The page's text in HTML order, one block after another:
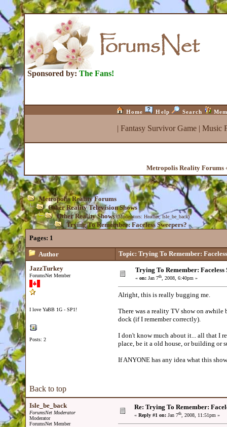
Sponsored by: The Fans!
Home Help Search
| Fantasy Survivor Game| Music
Metropolis Reality Forums
Metropolis Reality Forums
Other Reality Television Shows
Other Reality Shows (Moderators: Heather,Isle_be_back)
Trying To Remember: Faceless Sweepers?
Pages: 1
Author
Topic: Trying To Remember:
JazzTurkey
ForumsNet Member
I love YaBB 1G - SP1!
Posts: 2
Trying To Remember: Faceless
« on: Jan 7th, 2008, 6:40pm »
Alright, this is really bugging me.
There was a reality TV show on awhile
dock (if I remember correctly).
I don't know much about it... all that I
place, be it a old house, or building or
If ANYONE has any idea what this
Back to top
Isle_be_back
ForumsNet Moderator
Moderator
ForumsNet Member
Re: Trying To Remember:
« Reply #1 on: Jan 7th, 2008, 11:51pm »